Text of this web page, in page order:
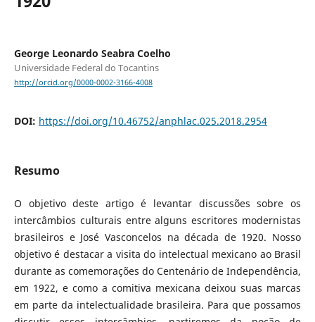
George Leonardo Seabra Coelho
Universidade Federal do Tocantins
http://orcid.org/0000-0002-3166-4008
DOI: https://doi.org/10.46752/anphlac.025.2018.2954
Resumo
O objetivo deste artigo é levantar discussões sobre os
intercâmbios culturais entre alguns escritores modernistas
brasileiros e José Vasconcelos na década de 1920. Nosso
objetivo é destacar a visita do intelectual mexicano ao Brasil
durante as comemorações do Centenário de Independência,
em 1922, e como a comitiva mexicana deixou suas marcas
em parte da intelectualidade brasileira. Para que possamos